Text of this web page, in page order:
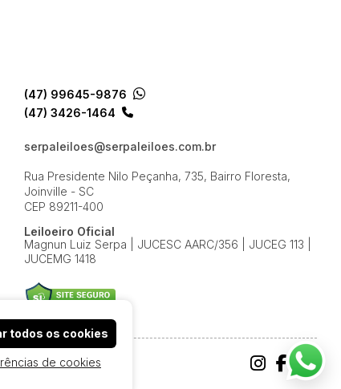
(47) 99645-9876
(47) 3426-1464
serpaleiloes@serpaleiloes.com.br
Rua Presidente Nilo Peçanha, 735, Bairro Floresta,
Joinville - SC
CEP 89211-400
Leiloeiro Oficial
Magnun Luiz Serpa | JUCESC AARC/356 | JUCEG 113 |
JUCEMG 1418
todos os cookies
de cookies